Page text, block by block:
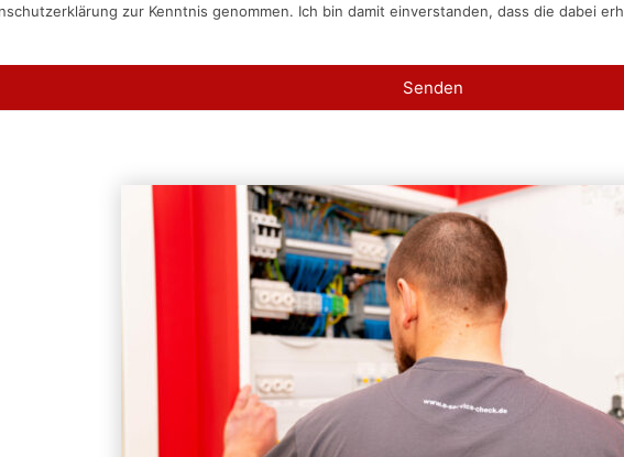
zur Kenntnis genommen. Ich bin damit einverstanden, dass die dabei
Senden